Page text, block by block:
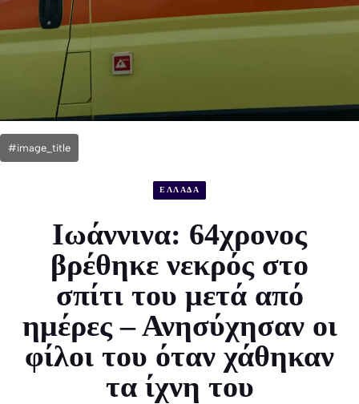
#image_title
ΕΛΛΑΔΑ
Ιωάννινα: 64χρονος
βρέθηκε νεκρός στο
σπίτι του μετά από
ημέρες – Ανησύχησαν οι
φίλοι του όταν χάθηκαν
τα ίχνη του